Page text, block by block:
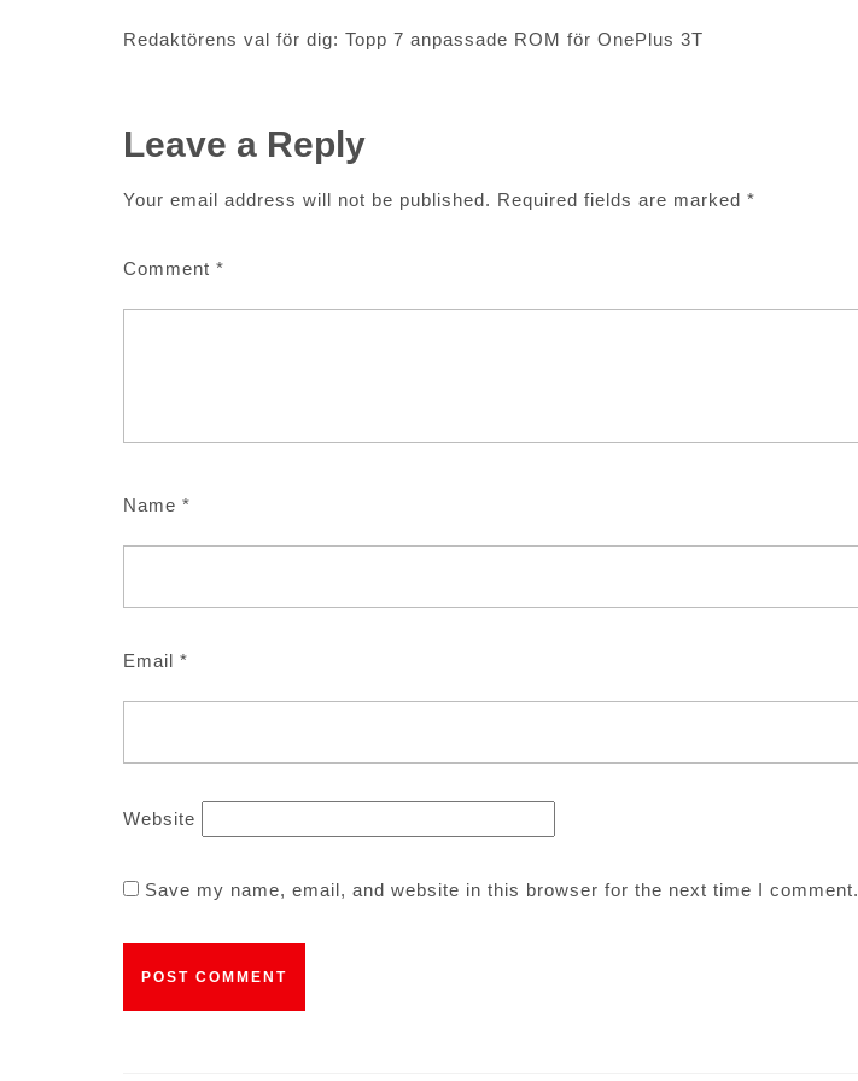
Redaktörens val för dig: Topp 7 anpassade ROM för OnePlus 3T
Leave a Reply
Your email address will not be published. Required fields are marked *
Comment *
Name *
Email *
Website
Save my name, email, and website in this browser for the next time I comment.